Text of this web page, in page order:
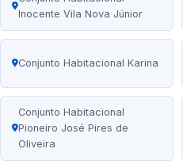
Inocente Vila Nova Júnior
Conjunto Habitacional Karina
Conjunto Habitacional
Pioneiro José Pires de
Oliveira